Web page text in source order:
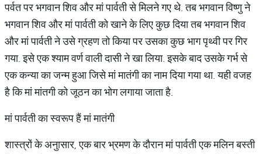
पर्वत पर भगवान शिव और मां पार्वती से मिलने गए थे. तब भगवान विष्णु ने
भगवान शिव और मां पार्वती को खाने के लिए कुछ दिया तब भगवान शिव
और मां पार्वती ने उसे ग्रहण तो किया पर उसका कुछ भाग पृथ्वी पर गिर
गया. इसे एक श्याम वर्ण वाली दासी ने खा लिया. इसके बाद उसके गर्भ से
एक कन्या का जन्म हुआ जिसे मां मातंगी का नाम दिया गया था. यही वजह
है कि मां मांतगी को जूठन का भोग लगाया जाता है.
मां पार्वती का स्वरूप हैं मां मातंगी
शास्त्रों के अनुासार, एक बार भ्रमण के दौरान मां पार्वती एक मलिन बस्ती